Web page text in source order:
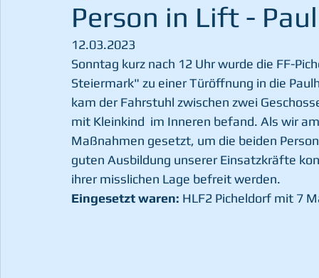
Person in Lift -
12.03.2023
Sonntag kurz nach 12 Uhr wurde die FF-
Steiermark" zu einer Türöffnung in die
kam der Fahrstuhl zwischen zwei
mit Kleinkind  im Inneren befand. Als wir
Maßnahmen gesetzt, um die beiden
guten Ausbildung unserer Einsatzkräfte
ihrer misslichen Lage befreit werden.
Eingesetzt waren: HLF2 Picheldorf mit 7